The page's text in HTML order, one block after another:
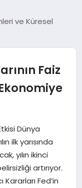
ve Küresel
Faiz
Dünya
ilk yarısında
yılın ikinci
artırıyor.
Kararları Fed’in